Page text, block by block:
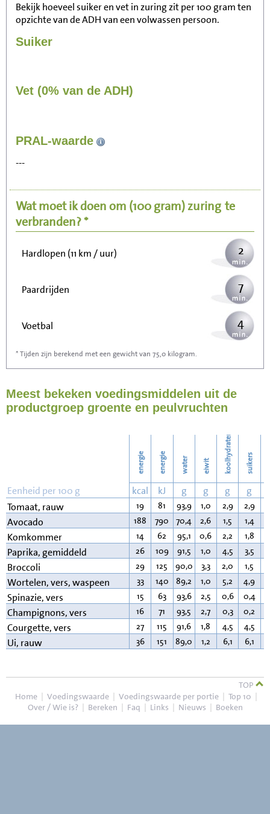
Bekijk hoeveel suiker en vet in zuring zit per 100 gram ten
opzichte van de ADH van een volwassen persoon.
Suiker
Vet (0% van de ADH)
PRAL-waarde
---
Wat moet ik doen om (100 gram)zuring te
verbranden? *
Zitten, tv kijken
Wandelen (5 km/uur)
Hardlopen (11 km / uur) 2
Paardrijden 7
Voetbal 4
Stofzuigen
Strijken 12
14
* Tijden zijn berekend met een gewicht van 75,0 kilogram.
Meest bekeken voedingsmiddelen uit de
productgroep groente en peulvruchten
energie energie water eiwit koolhydraten suikers
Eenheid per 100 g kcal kJ g g g g
Tomaat, rauw
19 81 93,9 1,0 2,9 2,9
Avocado 188 790 70,4 2,6 1,5 1,4
Komkommer 14 62 95,1 0,6 2,2 1,8
Paprika, gemiddeld 26 109 91,5 1,0 4,5 3,5
Broccoli 29 125 90,0 3,3 2,0 1,5
Wortelen, vers, waspeen 33 140 89,2 1,0 5,2 4,9
Spinazie, vers 15 63 93,6 2,5 0,6 0,4
Champignons, vers 16 71 93,5 2,7 0,3 0,2
Courgette, vers 27 115 91,6 1,8 4,5 4,5
Ui, rauw 36 151 89,0 1,2 6,1 6,1
TOP
Home | Voedingswaarde | Voedingswaarde per portie | Top 10 |
Over / Wie is? | Bereken | Faq | Links | Nieuws | Boeken